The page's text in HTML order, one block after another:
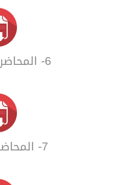
6- المحاضرة السادسة
7- المحاضرة السابعة